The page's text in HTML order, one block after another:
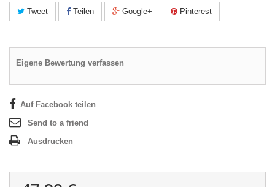
Tweet Teilen Google+ Pinterest
Eigene Bewertung verfassen
Auf Facebook teilen
Send to a friend
Ausdrucken